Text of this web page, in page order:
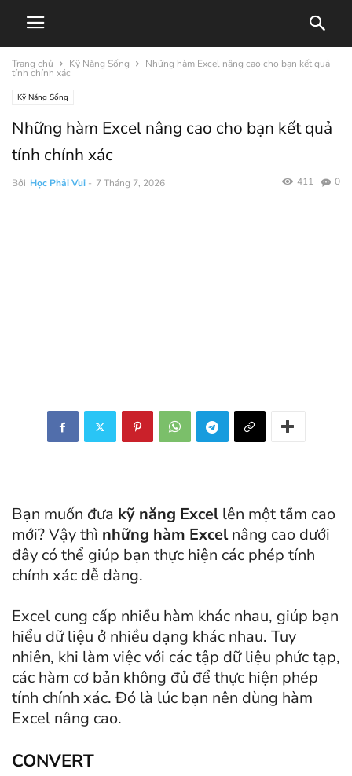
Trang chủ Kỹ Năng Sống Những hàm Excel nâng cao cho bạn kết quả
tính chính xác
Kỹ Năng Sống
Những hàm Excel nâng cao cho bạn kết quả
tính chính xác
Bởi Học Phải Vui - 7 Tháng 7, 2026 0
411
Bạn muốn đưa kỹ năng Excellên một tầm cao
mới? Vậy thì những hàm Excelnâng cao dưới
đây có thể giúp bạn thực hiện các phép tính
chính xác dễ dàng.
Excel cung cấp nhiều hàm khác nhau, giúp bạn
hiểu dữ liệu ở nhiều dạng khác nhau. Tuy
nhiên, khi làm việc với các tập dữ liệu phức tạp,
các hàm cơ bản không đủ để thực hiện phép
tính chính xác. Đó là lúc bạn nên dùng hàm
Excel nâng cao.
CONVERT